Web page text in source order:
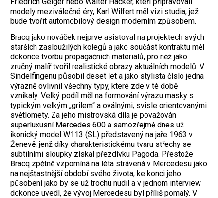
Friedrich Geiger nebo Walter Hacker, kteří připravovali
modely meziválečné éry, Karl Wilfert měl vizi studia, jež
bude tvořit automobilový design moderním způsobem.
Bracq jako nováček nejprve asistoval na projektech svých
starších zasloužilých kolegů a jako součást kontraktu měl
dokonce tvorbu propagačních materiálů, pro něž jako
zručný malíř tvořil realistické obrazy aktuálních modelů. V
Sindelfingenu působil deset let a jako stylista číslo jedna
výrazně ovlivnil všechny typy, které zde v té době
vznikaly. Velký podíl měl na formování výrazu masky s
typickým velkým „grilem“ a oválnými, svisle orientovanými
světlomety. Za jeho mistrovská díla je považován
superluxusní Mercedes 600 a samozřejmě dnes už
ikonický model W113 (SL) představený na jaře 1963 v
Ženevě, jenž díky charakteristickému tvaru střechy se
subtilními sloupky získal přezdívku Pagoda. Přestože
Bracq zpětně vzpomíná na léta strávená v Mercedesu jako
na nejšťastnější období svého života, ke konci jeho
působení jako by se už trochu nudil a v jednom interview
dokonce uvedl, že vývoj Mercedesu byl příliš pomalý. V